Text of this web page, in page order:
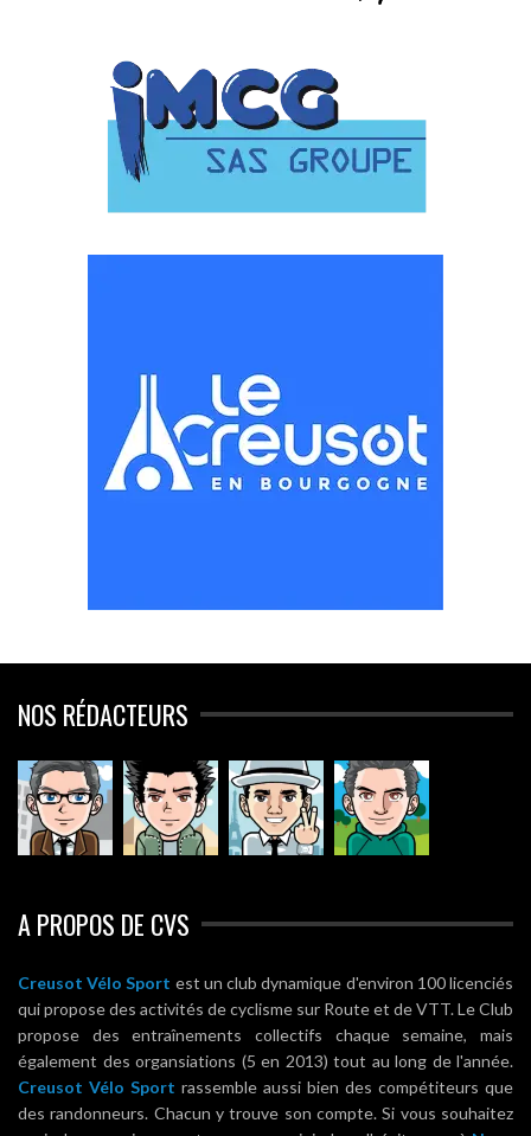
NOS RÉDACTEURS
A PROPOS DE CVS
Creusot Vélo Sport est un club dynamique d'environ 100 licenciés
qui propose des activités de cyclisme sur Route et de VTT. Le Club
propose des entraînements collectifs chaque semaine, mais
également des organsiations (5 en 2013) tout au long de l'année.
Creusot Vélo Sport rassemble aussi bien des compétiteurs que
des randonneurs. Chacun y trouve son compte. Si vous souhaitez